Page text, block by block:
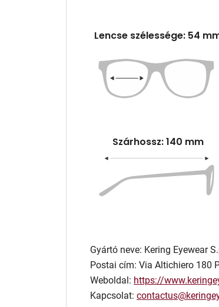
Lencse szélessége: 54
Szárhossz: 140 mm
Gyártó neve: Kering Eyewear
Postai cím: Via Altichiero 180
Weboldal: https://
Kapcsolat: